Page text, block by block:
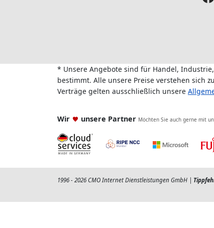
* Unsere Angebote sind für Handel,
bestimmt. Alle unsere Preise verstehen sich
Verträge gelten ausschließlich unsere
Wir unsere Partner Möchten Sie auch gerne mit
1996 - 2026 CMO Internet Dienstleistungen GmbH |